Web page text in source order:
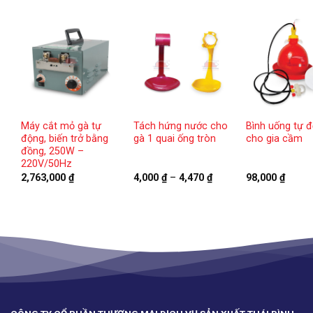
Máy cắt mỏ gà tự
động, biến trở bằng
đồng, 250W –
220V/50Hz
2,763,000 ₫
Tách hứng nước cho
gà 1 quai ống tròn
4,000 ₫ – 4,470 ₫Khoảng
giá:
Bình uống tự
cho gia cầm
98,000₫